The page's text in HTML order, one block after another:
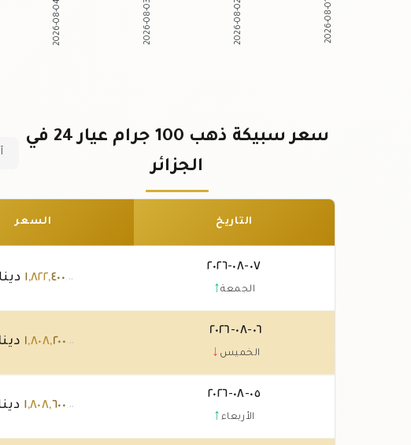
2026-08-04 2026-08-03 2026-08-02 2026-08-01
سعر سبيكة ذهب 100 جرام عيار 24 في
الجزائر
التاريخ السعر
٠٧-٠٨-٢٠٢٦
الجمعة↑
١,٨٢٢,٤٠٠.٠٠
٠٦-٠٨-٢٠٢٦
الخميس ↓
١,٨٠٨,٢٠٠.٠٠
٠٥-٠٨-٢٠٢٦
الأربعاء ↑
١,٨٠٨,٦٠٠.٠٠